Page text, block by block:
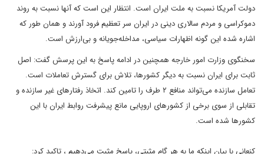
دولت آمریکا نسبت به ملت ایران است. انتظار این است که آنها نسبت به روند
دموکراسی و مردم سالاری دینی در ایران سر تعظیم فرود آورند و همان طور که
اشاره شده این گونه اظهارات سیاسی، مداخله‌جویانه و بی‌ارزش است.
سخنگوی وزارت امور خارجه همچنین در ادامه پاسخ به این پرسش گفت: اصل
ثابت برای ایران نسبت به دیگر کشورها، تلاش برای گسترش تعاملات است.
تعامل سازنده می‌تواند منافع ۲ طرف را تامین کند. اتخاذ رفتارهای غیر سازنده و
تقابلی از سوی برخی از کشورهای اروپایی مانع پیشرفت روابط ایران با این
کشورها شده است.
کنعانی با بیان اینکه ما به هر گام مثبتی، پاسخ مثبت می‌دهیم ، تاکید کرد: